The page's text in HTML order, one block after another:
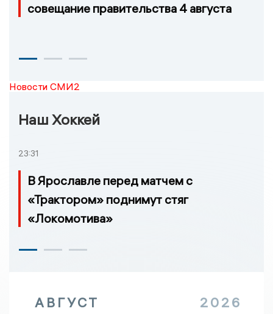
совещание правительства 4 августа
Новости СМИ2
Наш Хоккей
23:31
В Ярославле перед матчем с
«Трактором» поднимут стяг
«Локомотива»
АВГУСТ 2026